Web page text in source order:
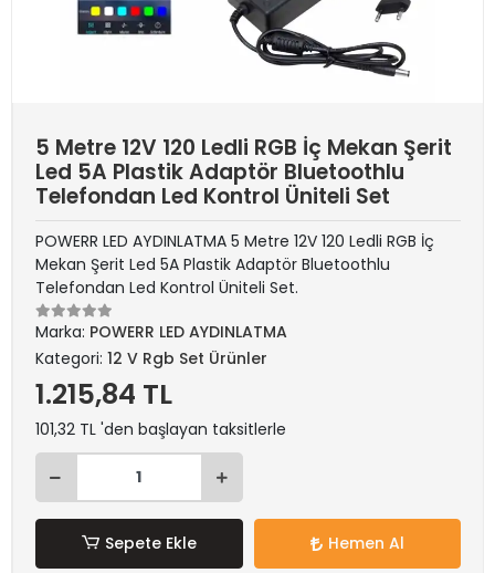
5 Metre 12V 120 Ledli RGB İç Mekan Şerit
Led 5A Plastik Adaptör Bluetoothlu
Telefondan Led Kontrol Üniteli Set
POWERR LED AYDINLATMA 5 Metre 12V 120 Ledli RGB İç
Mekan Şerit Led 5A Plastik Adaptör Bluetoothlu
Telefondan Led Kontrol Üniteli Set.
Marka: POWERR LED AYDINLATMA
Kategori: 12 V Rgb Set Ürünler
1.215,84 TL
101,32 TL 'den başlayan taksitlerle
Sepete Ekle Hemen Al